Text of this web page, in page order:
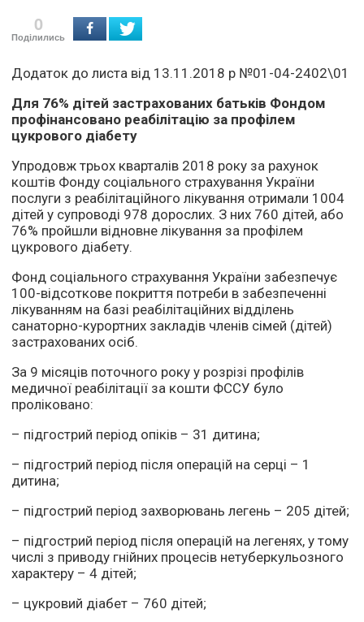
0
Поділились
Додаток до листа від 13.11.2018 р №01-04-2402\01
Для 76% дітей застрахованих батьків Фондом
профінансовано реабілітацію за профілем
цукрового діабету
Упродовж трьох кварталів 2018 року за рахунок
коштів Фонду соціального страхування України
послуги з реабілітаційного лікування отримали 1004
дітей у супроводі 978 дорослих. З них 760 дітей, або
76% пройшли відновне лікування за профілем
цукрового діабету.
Фонд соціального страхування України забезпечує
100-відсоткове покриття потреби в забезпеченні
лікуванням на базі реабілітаційних відділень
санаторно-курортних закладів членів сімей (дітей)
застрахованих осіб.
За 9 місяців поточного року у розрізі профілів
медичної реабілітації за кошти ФССУ було
проліковано:
– підгострий період опіків – 31 дитина;
– підгострий період після операцій на серці – 1
дитина;
– підгострий період захворювань легень – 205 дітей;
– підгострий період після операцій на легенях, у тому
числі з приводу гнійних процесів нетуберкульозного
характеру – 4 дітей;
– цукровий діабет – 760 дітей;